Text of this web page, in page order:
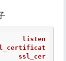
listen
ssl_cer